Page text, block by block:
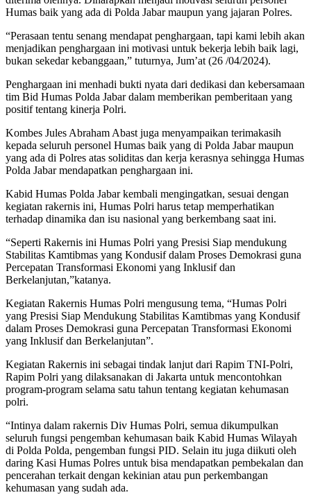
Humas baik yang ada di Polda Jabar maupun yang jajaran Polres.
“Perasaan tentu senang mendapat penghargaan, tapi kami lebih akan
menjadikan penghargaan ini motivasi untuk bekerja lebih baik lagi,
bukan sekedar kebanggaan,” tuturnya, Jum’at (26 /04/2024).
Penghargaan ini menhadi bukti nyata dari dedikasi dan kebersamaan
tim Bid Humas Polda Jabar dalam memberikan pemberitaan yang
positif tentang kinerja Polri.
Kombes Jules Abraham Abast juga menyampaikan terimakasih
kepada seluruh personel Humas baik yang di Polda Jabar maupun
yang ada di Polres atas soliditas dan kerja kerasnya sehingga Humas
Polda Jabar mendapatkan penghargaan ini.
Kabid Humas Polda Jabar kembali mengingatkan, sesuai dengan
kegiatan rakernis ini, Humas Polri harus tetap memperhatikan
terhadap dinamika dan isu nasional yang berkembang saat ini.
“Seperti Rakernis ini Humas Polri yang Presisi Siap mendukung
Stabilitas Kamtibmas yang Kondusif dalam Proses Demokrasi guna
Percepatan Transformasi Ekonomi yang Inklusif dan
Berkelanjutan,”katanya.
Kegiatan Rakernis Humas Polri mengusung tema, “Humas Polri
yang Presisi Siap Mendukung Stabilitas Kamtibmas yang Kondusif
dalam Proses Demokrasi guna Percepatan Transformasi Ekonomi
yang Inklusif dan Berkelanjutan”.
Kegiatan Rakernis ini sebagai tindak lanjut dari Rapim TNI-Polri,
Rapim Polri yang dilaksanakan di Jakarta untuk mencontohkan
program-program selama satu tahun tentang kegiatan kehumasan
polri.
“Intinya dalam rakernis Div Humas Polri, semua dikumpulkan
seluruh fungsi pengemban kehumasan baik Kabid Humas Wilayah
di Polda Polda, pengemban fungsi PID. Selain itu juga diikuti oleh
daring Kasi Humas Polres untuk bisa mendapatkan pembekalan dan
pencerahan terkait dengan kekinian atau pun perkembangan
kehumasan yang sudah ada.